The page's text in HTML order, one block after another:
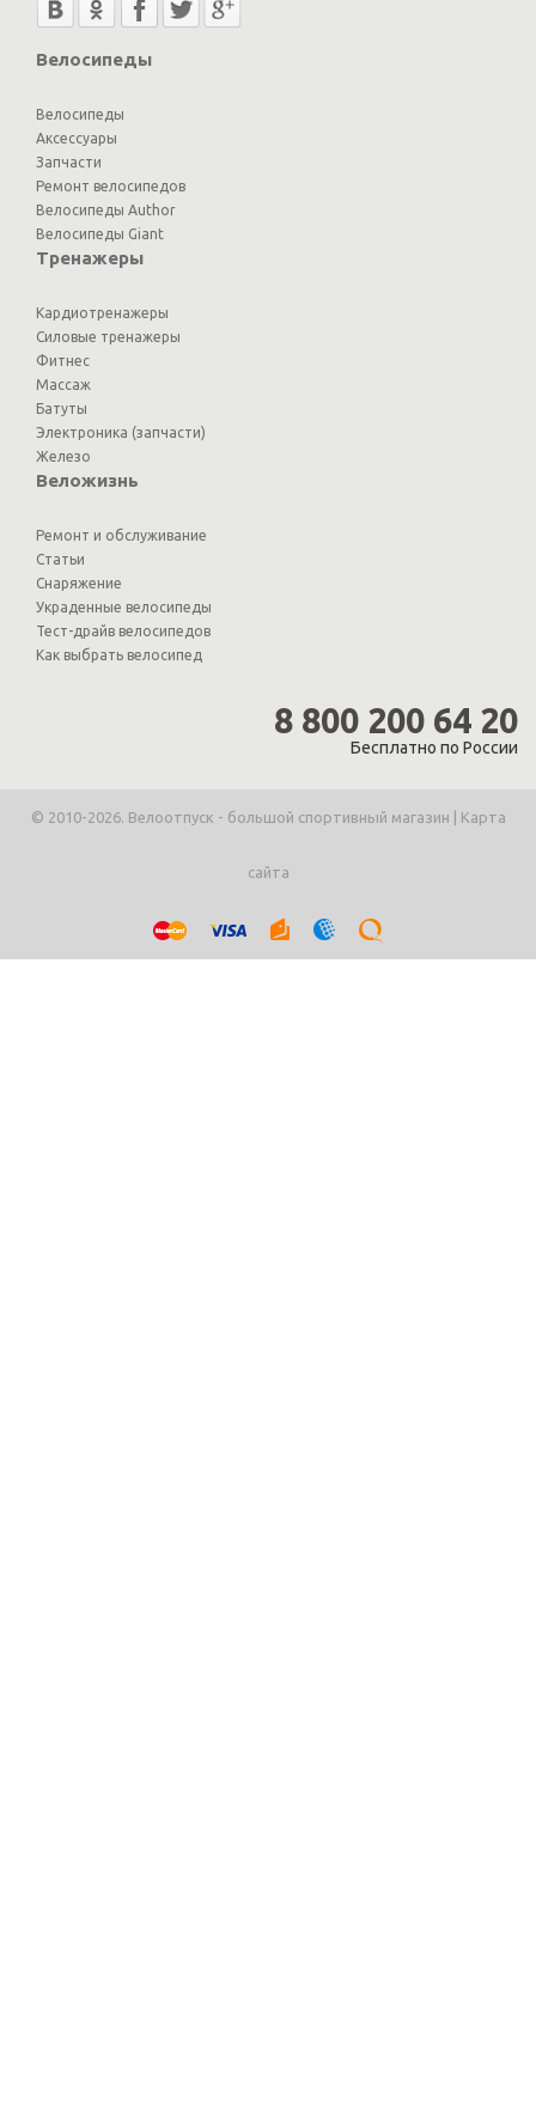
Велосипеды
Велосипеды
Аксессуары
Запчасти
Ремонт велосипедов
Велосипеды Author
Велосипеды Giant
Тренажеры
Кардиотренажеры
Силовые тренажеры
Фитнес
Массаж
Батуты
Электроника (запчасти)
Железо
Веложизнь
Ремонт и обслуживание
Статьи
Снаряжение
Украденные велосипеды
Тест-драйв велосипедов
Как выбрать велосипед
8 800 200 64 20
Бесплатно по России
© 2010-2026. Велоотпуск - большой спортивный магазин | Карта
сайта